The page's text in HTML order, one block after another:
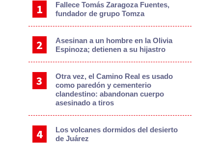
Fallece Tomás Zaragoza Fuentes,
fundador de grupo Tomza
Asesinan a un hombre en la Olivia
Espinoza; detienen a su hijastro
Otra vez, el Camino Real es usado
como paredón y cementerio
clandestino: abandonan cuerpo
asesinado a tiros
Los volcanes dormidos del desierto
de Juárez